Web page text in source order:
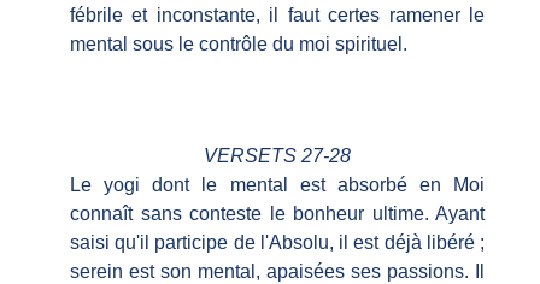
fébrile et inconstante, il faut certes ramener le
mental sous le contrôle du moi spirituel.
VERSETS 27-28
Le yogi dont le mental est absorbé en Moi
connaît sans conteste le bonheur ultime. Ayant
saisi qu'il participe de l'Absolu, il est déjà libéré ;
serein est son mental, apaisées ses passions. Il